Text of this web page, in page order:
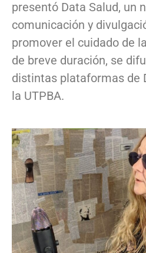
presentó Data Salud, un
comunicación y
promover el cuidado de
de breve duración, se
distintas plataformas de
la UTPBA.